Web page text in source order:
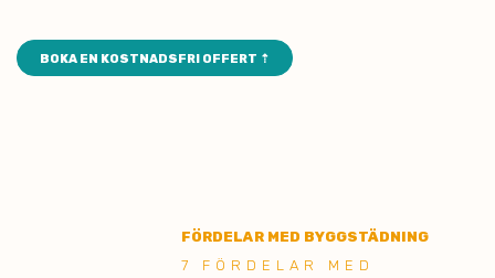
BOKA EN KOSTNADSFRI OFFERT ⇡
FÖRDELAR MED BYGGSTÄDNING
7 FÖRDELAR MED